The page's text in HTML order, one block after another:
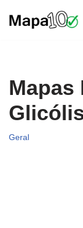
Mapas
Geral